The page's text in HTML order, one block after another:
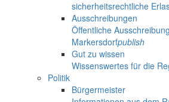
sicherheitsrechtliche
Ausschreibungen
Öffentliche
Markersdorfpublish
Gut zu wissen
Wissenswertes für die
Politik
Bürgermeister